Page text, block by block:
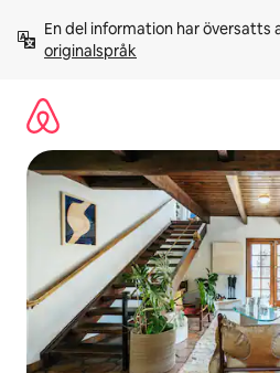
innehåll
En del information har
originalspråk